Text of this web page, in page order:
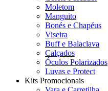
Moletom
Manguito
Bonés e Chapéus
Viseira
Buff e Balaclava
Calçados
Óculos Polarizados
Luvas e Protect
Kits Promocionais